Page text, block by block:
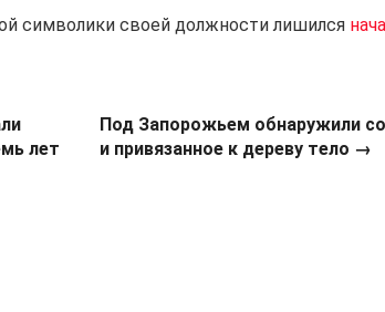
символики своей должности лишился
лет
Под Запорожьем обнаружили
и привязанное к дереву тело →